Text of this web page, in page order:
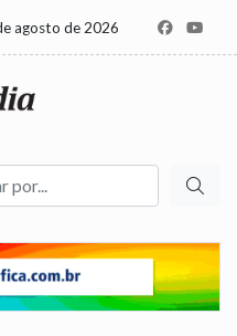
agosto de 2026